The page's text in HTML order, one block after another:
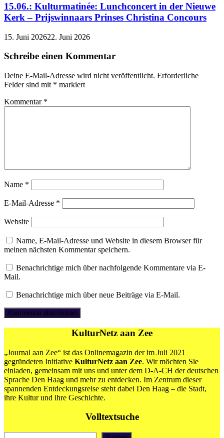
15.06.: Kulturmatinée: Lunchconcert in der Nieuwe
Kerk – Prijswinnaars Prinses Christina Concours
15. Juni 202622. Juni 2026
Schreibe einen Kommentar
Deine E-Mail-Adresse wird nicht veröffentlicht. Erforderliche
Felder sind mit * markiert
Kommentar *
Name *
E-Mail-Adresse *
Website
Name, E-Mail-Adresse und Website in diesem Browser für
meinen nächsten Kommentar speichern.
Benachrichtige mich über nachfolgende Kommentare via E-
Mail.
Benachrichtige mich über neue Beiträge via E-Mail.
KulturNetz aan Zee
„Journal aan Zee“ ist das Onlinemagazin der im Juli 2021
gegründeten Initiative KulturNetz aan Zee. Wir möchten Sie
einladen, gemeinsam mit uns und unter dem D-A-CH der deutschen
Sprache Den Haag und mehr zu entdecken. Im Zentrum dieser
spannenden Entdeckungsreise steht dabei Den Haag – die Stadt,
ihre Kultur und ihre Geschichte.
Volltextsuche